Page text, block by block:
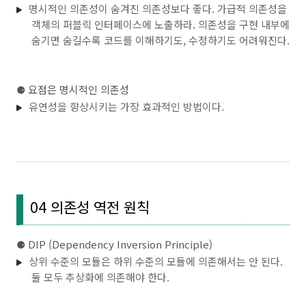
명시적인 의존성이 숨겨진 의존성보다 좋다. 가급적 의존성을
객체의 퍼블릭 인터페이스에 노출하라. 의존성을 구현 내부에
숨기면 숨길수록 코드를 이해하기도, 수정하기도 어려워진다.
⚈요점은 명시적인 의존성
유연성을 향상시키는 가장 효과적인 방법이다.
04 의존성 역전 원칙
⚈ DIP (Dependency Inversion Principle)
상위 수준의 모듈은 하위 수준의 모듈에 의존해서는 안 된다.
둘 모두 추상화에 의존해야 한다.